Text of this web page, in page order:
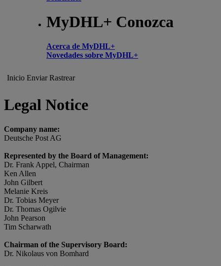
MyDHL+ Conozca
Acerca de MyDHL+
Novedades sobre MyDHL+
Inicio Enviar Rastrear
Legal Notice
Company name:
Deutsche Post AG
Represented by the Board of Management:
Dr. Frank Appel, Chairman
Ken Allen
John Gilbert
Melanie Kreis
Dr. Tobias Meyer
Dr. Thomas Ogilvie
John Pearson
Tim Scharwath
Chairman of the Supervisory Board:
Dr. Nikolaus von Bomhard